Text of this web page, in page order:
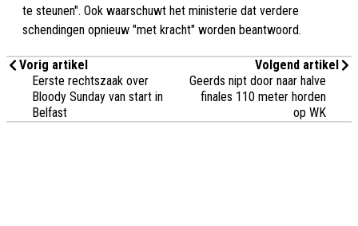
te steunen". Ook waarschuwt het ministerie dat verdere
schendingen opnieuw "met kracht" worden beantwoord.
Vorig artikel
Eerste rechtszaak over
Bloody Sunday van start in
Belfast
Volgend artikel
Geerds nipt door naar halve
finales 110 meter horden
op WK